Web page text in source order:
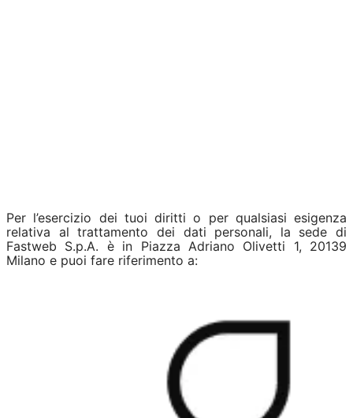
Per l’esercizio dei tuoi diritti o per qualsiasi esigenza
relativa al trattamento dei dati personali, la sede di
Fastweb S.p.A. è in Piazza Adriano Olivetti 1, 20139
Milano e puoi fare riferimento a: